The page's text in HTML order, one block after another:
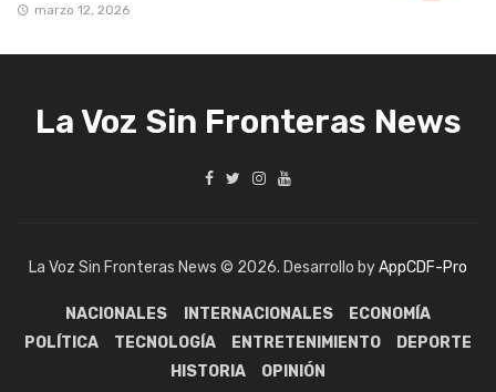
marzo 12, 2026
La Voz Sin Fronteras News
La Voz Sin Fronteras News © 2026. Desarrollo byAppCDF-Pro
NACIONALES INTERNACIONALES
ECONOMÍA
POLÍTICA
TECNOLOGÍA ENTRETENIMIENTO
DEPORTE
HISTORIA
OPINIÓN